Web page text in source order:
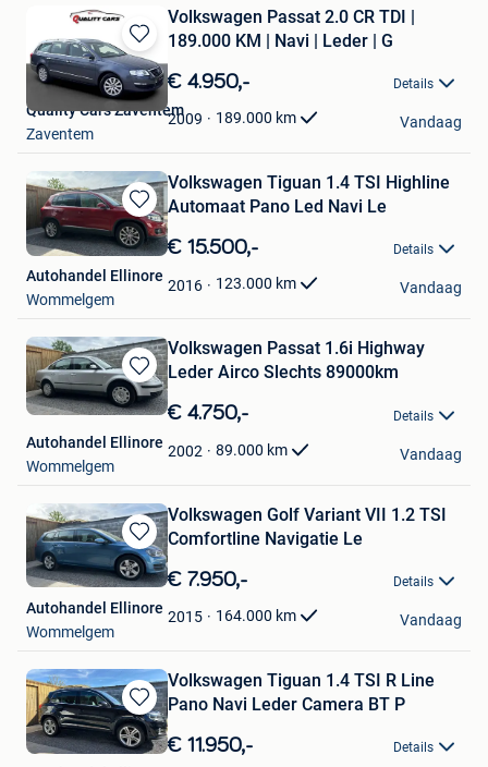
Bewaren
in
Mijn
Favorieten
Volkswagen Passat 2.0 CR TDI |
189.000 KM | Navi | Leder | G
€ 4.950,- Details
2009 189.000 km
Quality Cars Zaventem
Zaventem
Vandaag
Bewaren
in
Mijn
Favorieten
Volkswagen Tiguan 1.4 TSI Highline
Automaat Pano Led Navi Le
€ 15.500,- Details
2016 123.000 km
Autohandel Ellinore
Wommelgem
Vandaag
Bewaren
in
Favorieten
Volkswagen Passat 1.6i Highway
Leder Airco Slechts 89000km
€ 4.750,- Details
2002 89.000 km
Autohandel Ellinore
Wommelgem
Vandaag
Bewaren
in
Mijn
Favorieten
Volkswagen Golf Variant VII 1.2 TSI
Comfortline Navigatie Le
€ 7.950,- Details
2015 164.000 km
Autohandel Ellinore
Wommelgem
Vandaag
Bewaren
in
Mijn
Volkswagen Tiguan 1.4 TSI R Line
Pano Navi Leder Camera BT P
€ 11.950,- Details